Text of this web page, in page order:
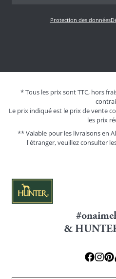
Protection des données
* Tous les prix sont TTC, hors
Le prix indiqué est le prix de vente
les prix
** Valable pour les livraisons en
l'étranger, veuillez consulter
&